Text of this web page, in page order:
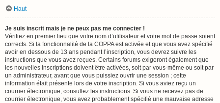
Haut
Je suis inscrit mais je ne peux pas me connecter !
Vérifiez en premier lieu que votre nom d’utilisateur et votre mot de passe soient
corrects. Si la fonctionnalité de la COPPA est activée et que vous avez spécifié
avoir en dessous de 13 ans pendant l’inscription, vous devrez suivre les
instructions que vous avez reçues. Certains forums exigeront également que
les nouvelles inscriptions doivent être activées, soit par vous-même ou soit par
un administrateur, avant que vous puissiez ouvrir une session ; cette
information était présente lors de votre inscription. Si vous aviez reçu un
courrier électronique, consultez les instructions. Si vous ne recevez pas de
courrier électronique, vous avez probablement spécifié une mauvaise adresse